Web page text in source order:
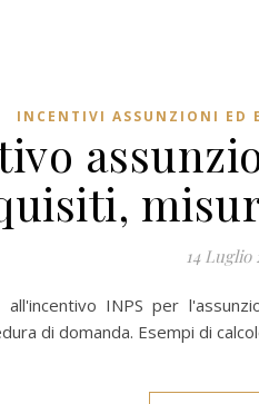
INCENTIVI ASSUNZIONI ED
14 Luglio
all'incentivo INPS per
di domanda. Esempi di